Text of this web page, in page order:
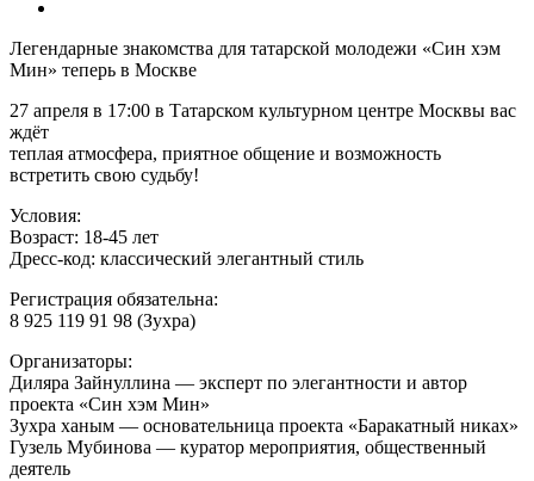
Легендарные знакомства для татарской молодежи «Син хэм
Мин» теперь в Москве
27 апреля в 17:00 в Татарском культурном центре Москвы вас
ждёт
теплая атмосфера, приятное общение и возможность
встретить свою судьбу!
Условия:
Возраст: 18-45 лет
Дресс-код: классический элегантный стиль
Регистрация обязательна:
8 925 119 91 98 (Зухра)
Организаторы:
Диляра Зайнуллина — эксперт по элегантности и автор
проекта «Син хэм Мин»
Зухра ханым — основательница проекта «Баракатный никах»
Гузель Мубинова — куратор мероприятия, общественный
деятель